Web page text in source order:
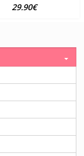
29.90€